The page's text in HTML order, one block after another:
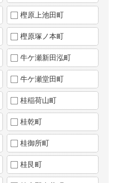
樫原上池田町
樫原塚ノ本町
牛ケ瀬新田泓町
牛ケ瀬堂田町
桂稲荷山町
桂乾町
桂御所町
桂艮町